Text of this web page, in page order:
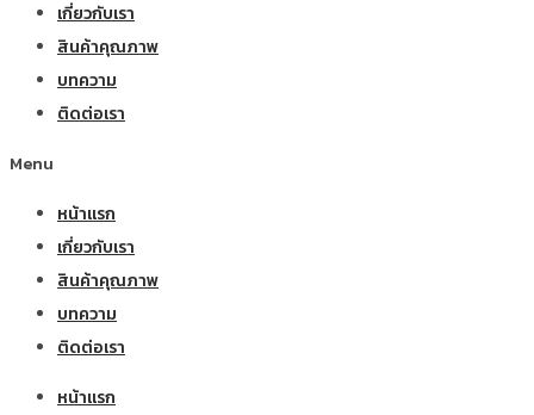
เกี่ยวกับเรา
สินค้าคุณภาพ
บทความ
ติดต่อเรา
Menu
หน้าแรก
เกี่ยวกับเรา
สินค้าคุณภาพ
บทความ
ติดต่อเรา
หน้าแรก